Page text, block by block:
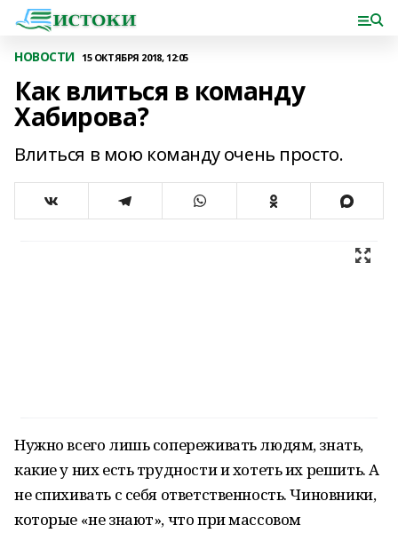
НОВОСТИ 15 ОКТЯБРЯ 2018, 12:05
Как влиться в команду
Хабирова?
Влиться в мою команду очень просто.
Нужно всего лишь сопереживать людям, знать,
какие у них есть трудности и хотеть их решить. А
не спихивать с себя ответственность. Чиновники,
которые «не знают», что при массовом